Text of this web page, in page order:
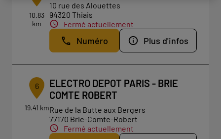
10.83
km
10 rue des Alouettes
94320 Thiais
Fermé actuellement
Numéro Plus d'infos
6
19.41 km
ELECTRO DEPOT PARIS - BRIE
COMTE ROBERT
Rue de la Butte aux Bergers
77170 Brie-Comte-Robert
Fermé actuellement